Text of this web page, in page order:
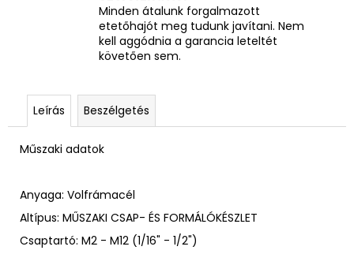
Minden átalunk forgalmazott
etetőhajót meg tudunk javítani. Nem
kell aggódnia a garancia leteltét
követően sem.
Leírás Beszélgetés
Műszaki adatok
Anyaga: Volfrámacél
Altípus: MŰSZAKI CSAP- ÉS FORMÁLÓKÉSZLET
Csaptartó: M2 - M12 (1/16" - 1/2")